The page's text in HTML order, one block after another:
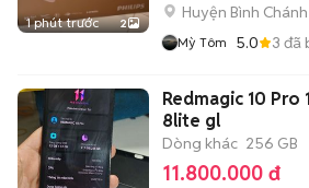
1 phút trước 2
Huyện Bình Chánh
Mỳ Tôm 5.0 3 đã
Redmagic 10 Pro
8lite gl
Dòng khác 256 GB
11.800.000 đ